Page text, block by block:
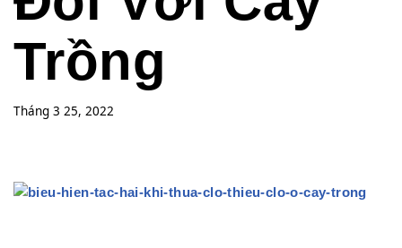
Trồng
Tháng 3 25, 2022